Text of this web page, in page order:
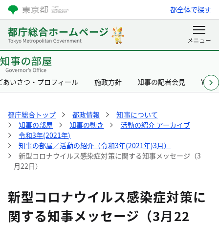
都全体で探す
あいさつ・プロフィール 施政方針 知事の記者会見
都庁総合トップ 都政情報
知事について
知事の部屋
知事の動き
活動の紹介 アーカイブ
令和3年(2021年)
知事の部屋／活動の紹介（令和3年(2021年)3月）
新型コロナウイルス感染症対策に関する知事メッセージ（3
月22日）
新型コロナウイルス感染症対策に
関する知事メッセージ（3月22